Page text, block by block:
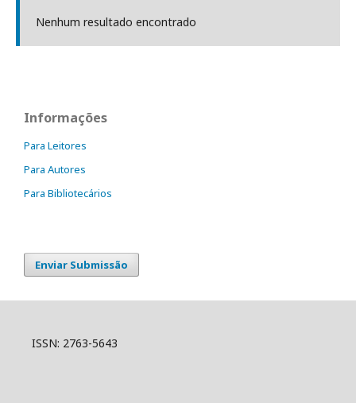
Nenhum resultado encontrado
Informações
Para Leitores
Para Autores
Para Bibliotecários
Enviar Submissão
ISSN: 2763-5643